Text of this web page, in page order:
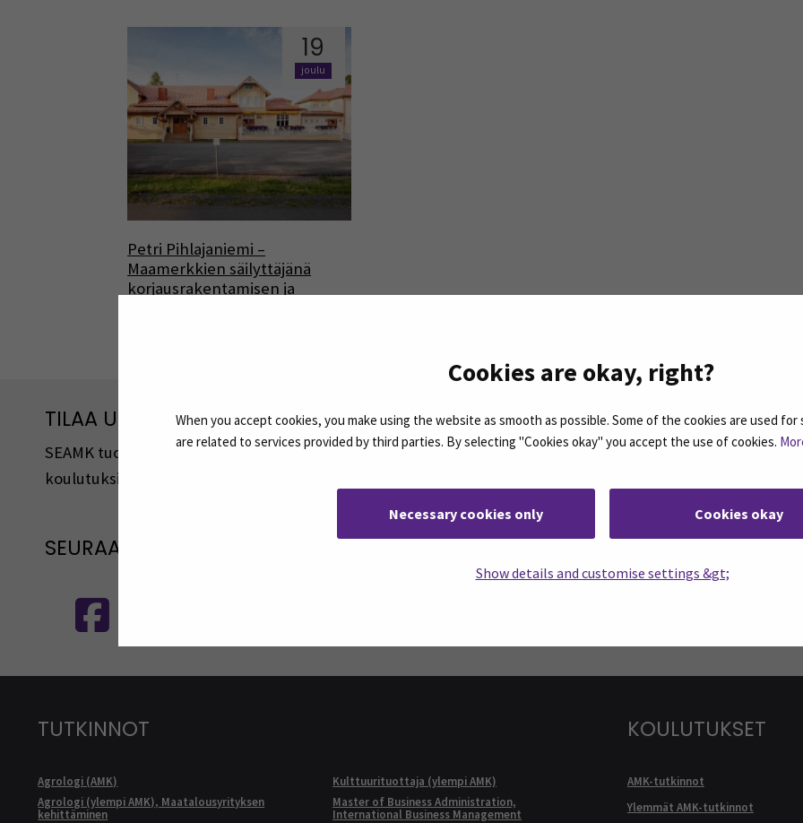
Cookies are okay, right?
When you accept cookies, you make using the website as smooth as possible. Some of the cookies are used
are related to services provided by third parties. By selecting "Cookies okay" you accept the use of cookies.
Necessary cookies only Cookies okay
Show details and customise settings &gt;
19
joulu
Petri Pihlajaniemi –
Maamerkkien säilyttäjänä
korjausrakentamisen ja
TILAA UUTISKIRJEITÄMME
SEAMK tuottaa uutiskirjeitä eri aiheista. Uutiskirjeemme ovat koosteita SEAMKin ajankohtaisista
koulutuksista, tapahtumista ja asioista.
SEURAA MEITÄ SOSIAALISESSA MEDIASSA
Seuraa meitä sosiaalisessa mediassa: SEAMK - FacebookSeuraa meitä sosiaalisessa mediassa: SEAMK - Instagram
Seuraa meitä
TUTKINNOT
Agrologi (AMK)
Agrologi (ylempi AMK), Maatalousyrityksen
kehittäminen
Kulttuurituottaja (ylempi AMK)
Master of Business Administration,
International Business Management
KOULUTUKSET
AMK-tutkinnot
Ylemmät AMK-tutkinnot